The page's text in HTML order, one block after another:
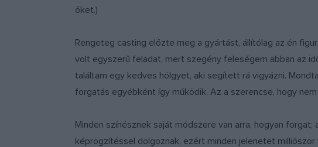
őket.)
Rengeteg casting előzte meg a gyártást, állítólag az én
volt egyszerű feladat, mert szegény feleségem abban az
találtam egy kedves hölgyet, aki segített rá vigyázni.
forgatás egyébként így működik. Az a szerencse, hogy
Minden színésznek saját módszere van arra, hogyan
képrögzítéssel dolgoznak, ezért minden jelenetet